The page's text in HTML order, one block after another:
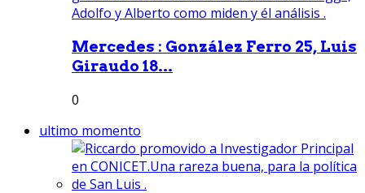
Mercedes : González Ferro 25, Luis
Giraudo 18...
0
ultimo momento